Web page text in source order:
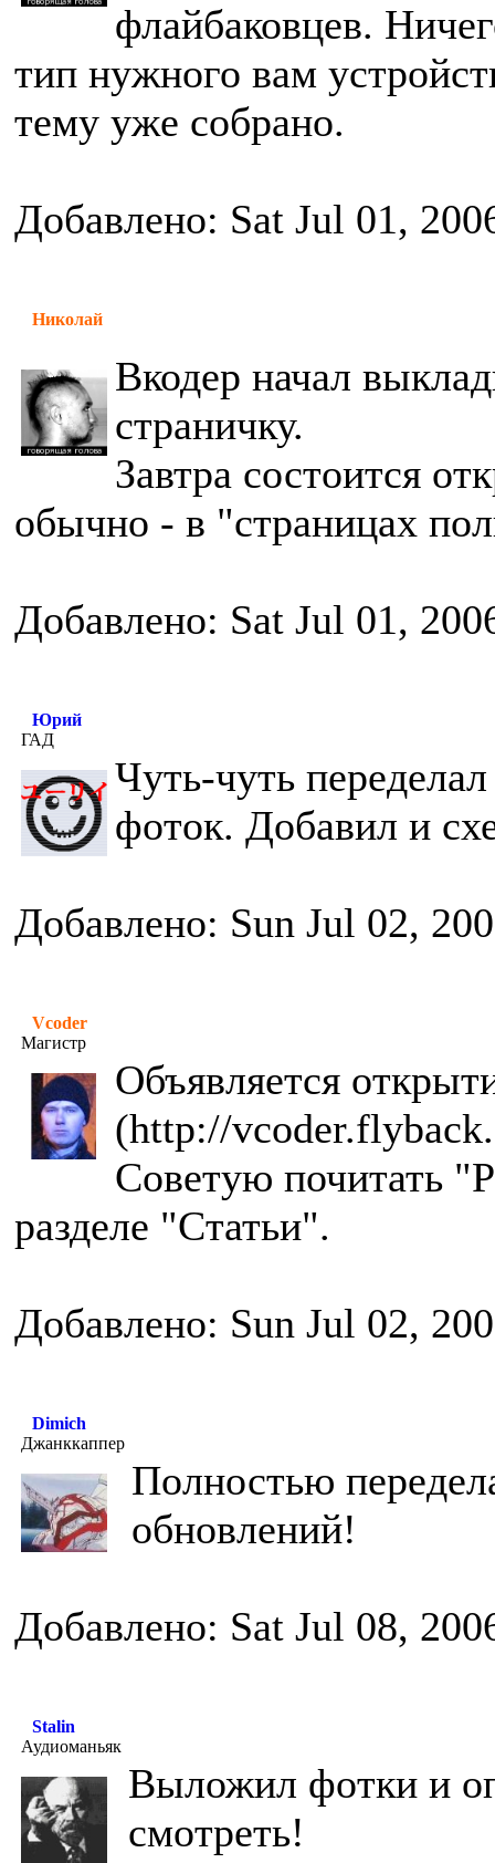
флайбаковцев.
тип нужного вам
тему уже собрано.
Добавлено: Sat Jul 01,
Николай
Вкодер начал
страничку.
Завтра состоится
обычно - в "страницах
Добавлено: Sat Jul 01,
Юрий
ГАД
Чуть-чуть
фоток. Добавил и
Добавлено: Sun Jul 02,
Vcoder
Магистр
Объявляется
(http://
Советую почитать
разделе "Статьи".
Добавлено: Sun Jul 02,
Dimich
Джанккаппер
Полностью
обновлений!
Добавлено: Sat Jul 08,
Stalin
Аудиоманьяк
Выложил фотки и
смотреть!